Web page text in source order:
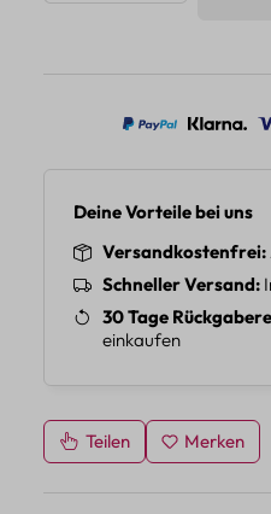
Deine Vorteile bei uns
Versandkostenfrei
Schneller Versand
30 Tage
einkaufen
Teilen Merken